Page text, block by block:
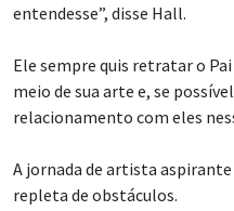
entendesse”, disse Hall.
Ele sempre quis retratar o
meio de sua arte e, se
relacionamento com eles
A jornada de artista
repleta de obstáculos.